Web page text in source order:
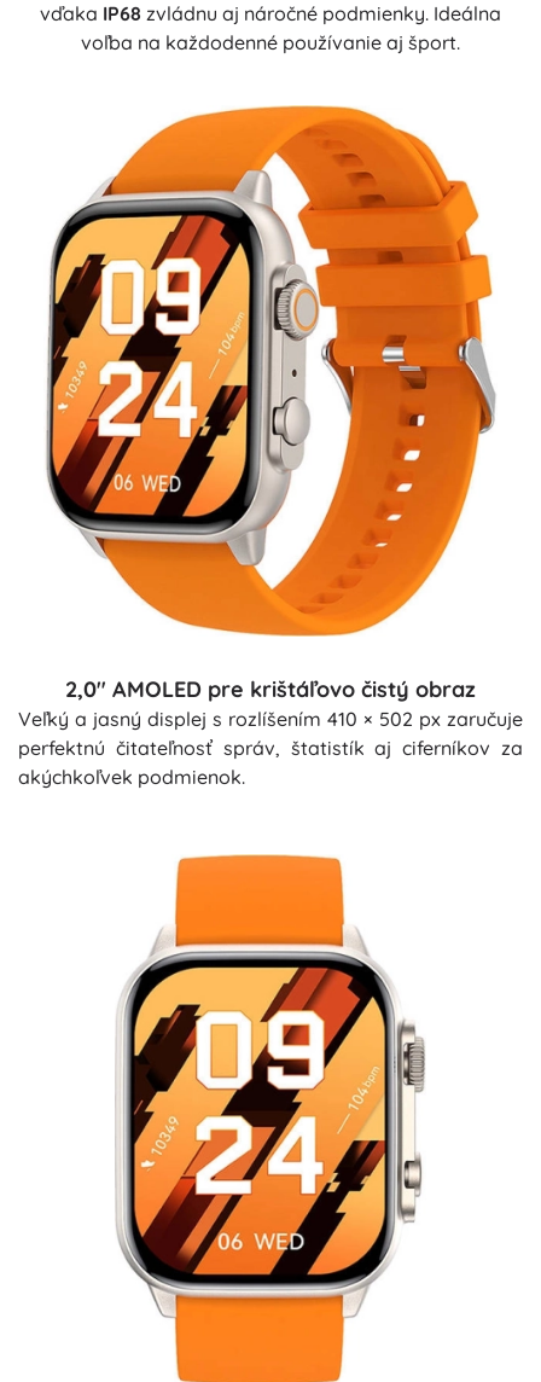
vďaka IP68 zvládnu aj náročné podmienky. Ideálna
voľba na každodenné používanie aj šport.
2,0" AMOLED pre krištáľovo čistý obraz
Veľký a jasný displej s rozlíšením 410 × 502 px zaručuje
perfektnú čitateľnosť správ, štatistík aj ciferníkov za
akýchkoľvek podmienok.